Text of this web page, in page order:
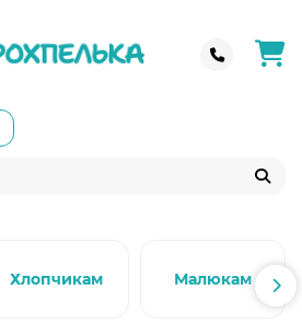
Хлопчикам Малюкам